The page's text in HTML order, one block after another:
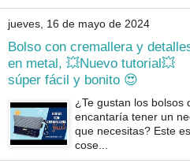
jueves, 16 de mayo de 2024
Bolso con cremallera y
en metal, 💥Nuevo tutorial💥
súper fácil y bonito 😍
¿Te gustan los bolsos
encantaría tener un
que necesitas? Este
cose...